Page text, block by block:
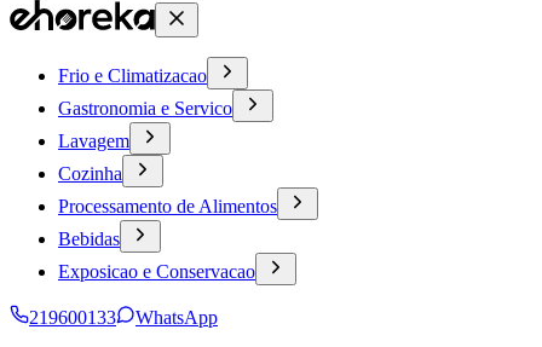
Frio e Climatizacao
Gastronomia e Servico
Lavagem
Cozinha
Processamento de Alimentos
Bebidas
Exposicao e Conservacao
219600133
WhatsApp